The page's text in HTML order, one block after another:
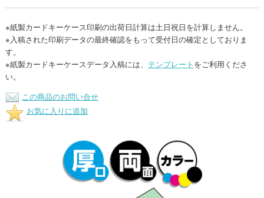
※紙製カードキーケース印刷の出荷日計算は土日祝日を計算しません。
※入稿された印刷データの最終確認をもって受付日の確定としておりま
す。
※紙製カードキーケースデータ入稿には、 テンプレート をご利用くださ
い。
この商品のお問い合せ
お気に入りに追加